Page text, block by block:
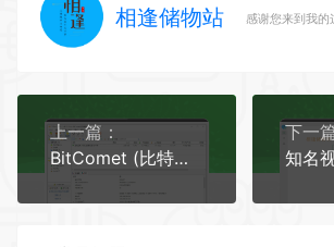
相逢储物站 感谢您来到我的
上一篇：
BitComet (比特彗星) v2.05 绿色免安装版
下一